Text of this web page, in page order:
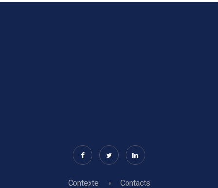
Contexte Contacts